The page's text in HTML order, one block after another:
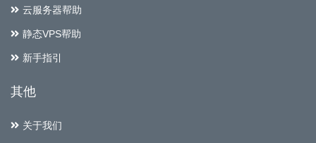
云服务器帮助
静态VPS帮助
新手指引
其他
关于我们